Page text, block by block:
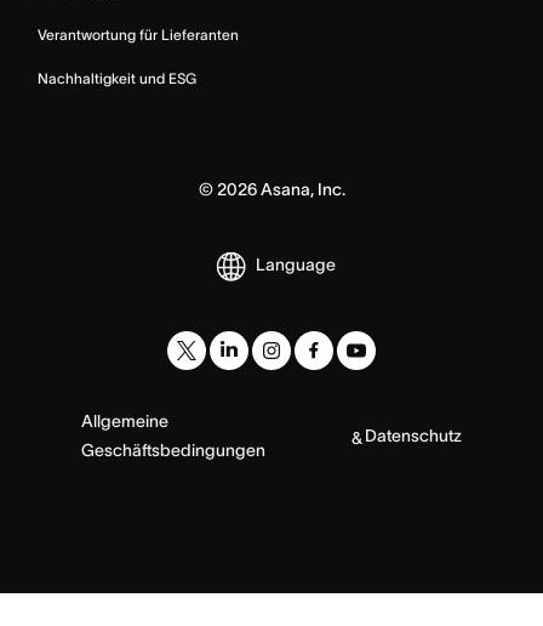
Verantwortung für Lieferanten
Nachhaltigkeit und ESG
© 2026Asana, Inc.
Language
Allgemeine
Geschäftsbedingungen
& Datenschutz